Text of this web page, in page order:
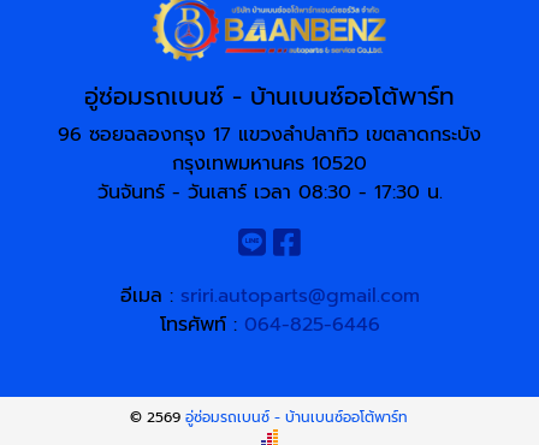
อู่ซ่อมรถเบนซ์ - บ้านเบนซ์ออโต้พาร์ท
96 ซอยฉลองกรุง 17 แขวงลำปลาทิว เขตลาดกระบัง
กรุงเทพมหานคร 10520
วันจันทร์ - วันเสาร์ เวลา 08:30 - 17:30 น.
อีเมล : sriri.autoparts@gmail.com
โทรศัพท์ : 064-825-6446
© 2569อู่ซ่อมรถเบนซ์ - บ้านเบนซ์ออโต้พาร์ท